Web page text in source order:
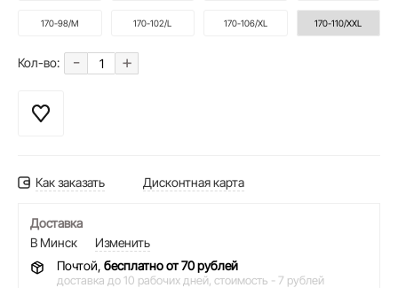
170-98/M 170-102/L 170-106/XL 170-110/XXL
Кол-во: - +
Как заказать Дисконтная карта
Доставка
В Минск
Изменить
Почтой, бесплатно от 70 рублей
доставка до 10 рабочих дней, стоимость - 7 рублей